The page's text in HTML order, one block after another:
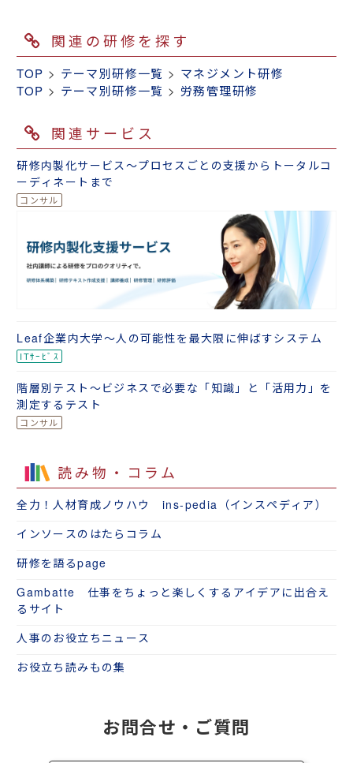
関連の研修を探す
TOP > テーマ別研修一覧 > マネジメント研修
TOP > テーマ別研修一覧 > 労務管理研修
関連サービス
研修内製化サービス～プロセスごとの支援からトータルコ
ーディネートまで
Leaf企業内大学～人の可能性を最大限に伸ばすシステム
階層別テスト～ビジネスで必要な「知識」と「活用力」を
測定するテスト
読み物・コラム
全力！人材育成ノウハウ ins-pedia（インスペディア）
インソースのはたらコラム
研修を語るpage
Gambatte 仕事をちょっと楽しくするアイデアに出合え
るサイト
人事のお役立ちニュース
お役立ち読みもの集
お問合せ・ご質問